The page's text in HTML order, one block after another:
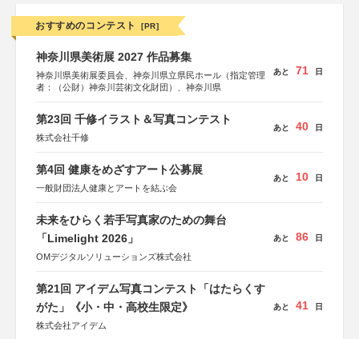
おすすめのコンテスト [PR]
神奈川県美術展 2027 作品募集
神奈川県美術展委員会、神奈川県立県民ホール（指定管理
者：（公財）神奈川芸術文化財団）、神奈川県
あと 71 日
第23回 千修イラスト＆写真コンテスト
株式会社千修
あと 40 日
第4回 健康をめざすアート公募展
一般財団法人健康とアートを結ぶ会
あと 10 日
未来をひらく若手写真家のための舞台
「Limelight 2026」
OMデジタルソリューションズ株式会社
あと 86 日
第21回 アイデム写真コンテスト「はたらくす
がた」《小・中・高校生限定》
株式会社アイデム
あと 41 日